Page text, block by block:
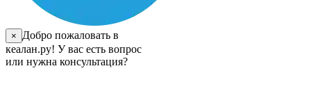
×
Добро пожаловать в
кеалан.ру! У вас есть вопрос
или нужна консультация?